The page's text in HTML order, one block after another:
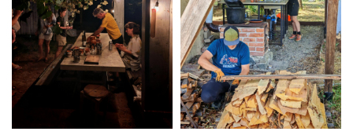
Projekte
Auswahl
Privat
Öffentlich
Holzbau